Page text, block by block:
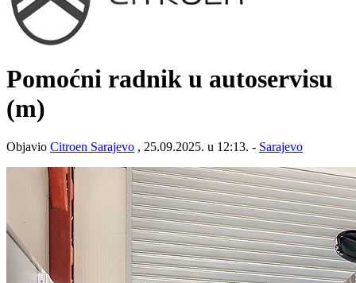
Pomoćni radnik u autoservisu
(m)
Objavio Citroen Sarajevo , 25.09.2025. u 12:13. - Sarajevo